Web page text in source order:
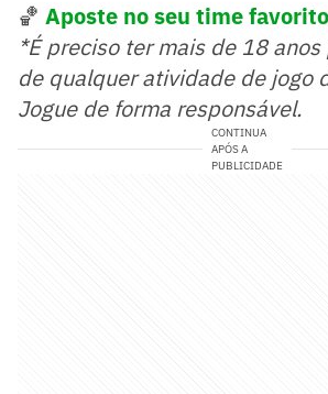
🏀 Aposte no seu time
*É preciso ter mais de 18
de qualquer atividade de jogo
Jogue de forma responsável.
CONTINUA
APÓS A
PUBLICIDADE